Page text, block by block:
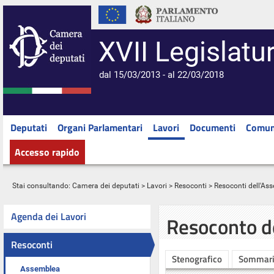
XVII
dal 15/03/2013 - al 22/03/2018
Deputati Organi Parlamentari Lavori Documenti
Accesso rapido
Stai consultando: Camera dei deputati > Lavori > Resoconti > Resoconti
Agenda dei Lavori
Resoconti
Assemblea
Resoconto
Stenografico